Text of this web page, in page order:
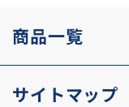
商品一覧
サイトマップ